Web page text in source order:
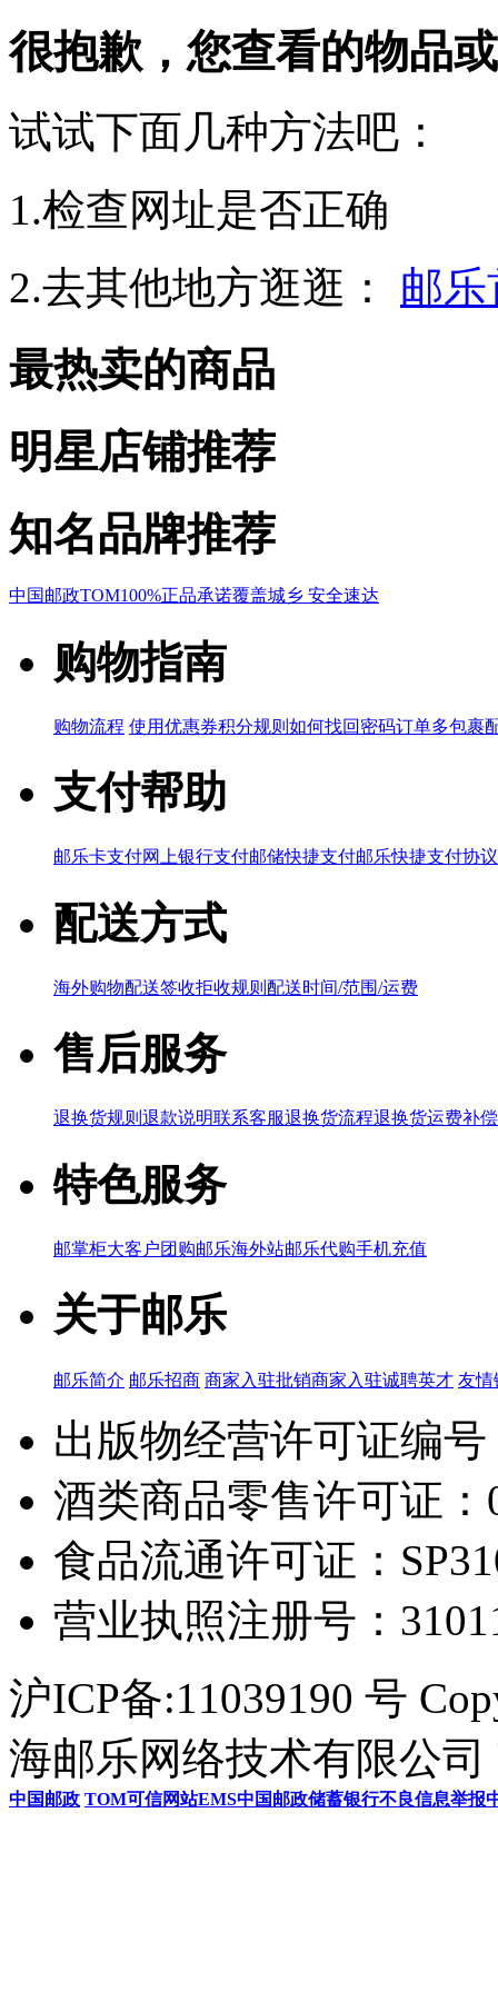
很抱歉，您查看的物品
试试下面几种方法吧：
1.检查网址是否正确
2.去其他地方逛逛：
邮
最热卖的商品
明星店铺推荐
知名品牌推荐
中国邮政TOM100%正品承诺覆盖城乡 安全速达
购物指南
购物流程 使用优惠券积分规则 如何找回密码订单多包裹
支付帮助
邮乐卡支付网上银行支付邮储快捷支付邮乐快捷支付协议
配送方式
海外购物配送签收拒收规则 配送时间/范围/运费
售后服务
退换货规则 退款说明联系客服退换货流程退换货运费补
特色服务
邮掌柜大客户团购邮乐海外站邮乐代购手机充值
关于邮乐
邮乐简介 邮乐招商 商家入驻批销商家入驻诚聘英才 友情
出版物经营许可证编
酒类商品零售许可证：
食品流通许可证：
营业执照注册号：
沪ICP备:11039190 号
海邮乐网络技术有限公司
中国邮政 TOM可信网站EMS中国邮政储蓄银行不良信息举报